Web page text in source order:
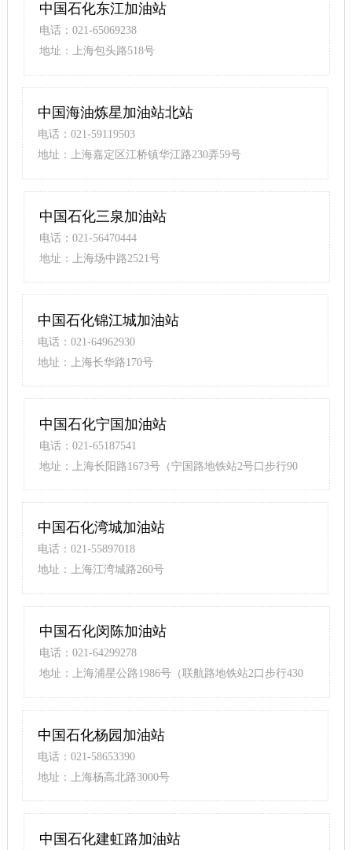
中国石化东江加油站
电话：021-65069238
地址：上海包头路518号
中国海油炼星加油站北站
电话：021-59119503
地址：上海嘉定区江桥镇华江路230弄59号
中国石化三泉加油站
电话：021-56470444
地址：上海场中路2521号
中国石化锦江城加油站
电话：021-64962930
地址：上海长华路170号
中国石化宁国加油站
电话：021-65187541
地址：上海长阳路1673号（宁国路地铁站2号口步行90
中国石化湾城加油站
电话：021-55897018
地址：上海江湾城路260号
中国石化闵陈加油站
电话：021-64299278
地址：上海浦星公路1986号（联航路地铁站2口步行430
中国石化杨园加油站
电话：021-58653390
地址：上海杨高北路3000号
中国石化建虹路加油站